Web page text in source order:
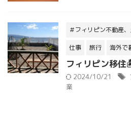
＃フィリピン不動産
仕事 旅行 海外で
フィリピン移
2024/10/21
業